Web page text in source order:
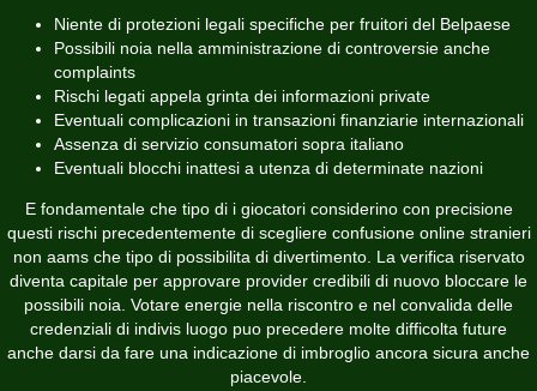
Niente di protezioni legali specifiche per fruitori del Belpaese
Possibili noia nella amministrazione di controversie anche
complaints
Rischi legati appela grinta dei informazioni private
Eventuali complicazioni in transazioni finanziarie internazionali
Assenza di servizio consumatori sopra italiano
Eventuali blocchi inattesi a utenza di determinate nazioni
E fondamentale che tipo di i giocatori considerino con precisione
questi rischi precedentemente di scegliere confusione online stranieri
non aams che tipo di possibilita di divertimento. La verifica riservato
diventa capitale per approvare provider credibili di nuovo bloccare le
possibili noia. Votare energie nella riscontro e nel convalida delle
credenziali di indivis luogo puo precedere molte difficolta future
anche darsi da fare una indicazione di imbroglio ancora sicura anche
piacevole.